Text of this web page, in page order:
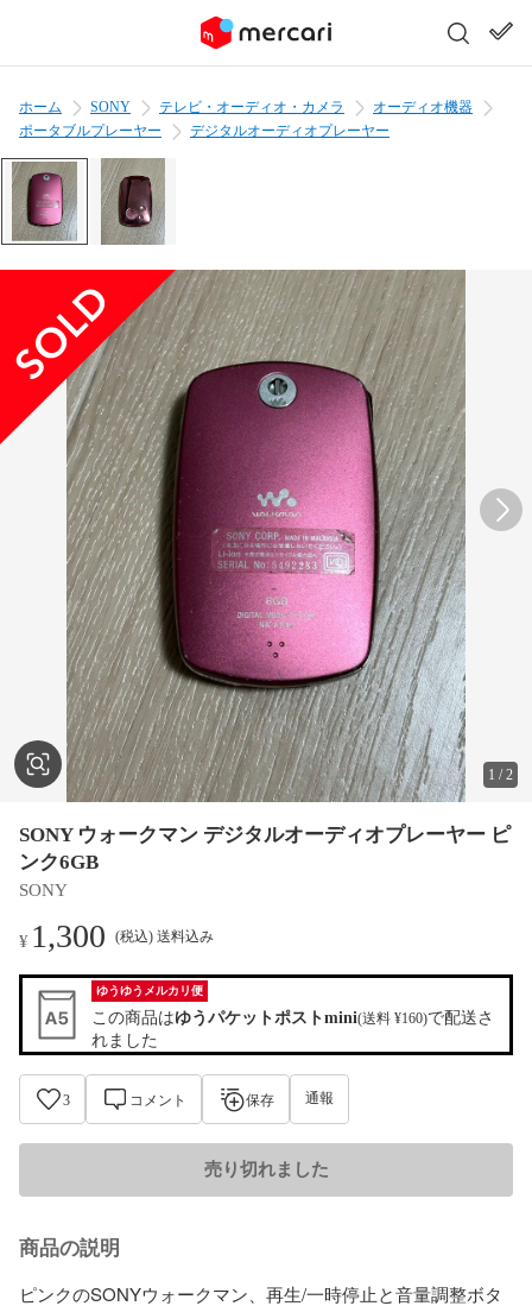
ホーム SONY テレビ・オーディオ・カメラ
オーディオ機器
ポータブルプレーヤー
デジタルオーディオプレーヤー
1 /2
SONY ウォークマン デジタルオーディオプレーヤー ピ
ンク6GB
SONY
¥ 1,300 (税込) 送料込み
ゆうゆうメルカリ便
この商品はゆうパケットポストmini(送料 ¥160)で配送さ
れました
3 コメント 保存 通報
売り切れました
商品の説明
ピンクのSONYウォークマン、再生/一時停止と音量調整ボタ